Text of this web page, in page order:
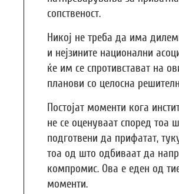
сопственост.
Никој не треба да има
и нејзините национални
ќе им се спротивстават на
планови со целосна
Постојат моменти кога
не се оценуваат според тоа
подготвени да прифатат,
тоа од што одбиваат да
компромис. Ова е еден од
моменти.